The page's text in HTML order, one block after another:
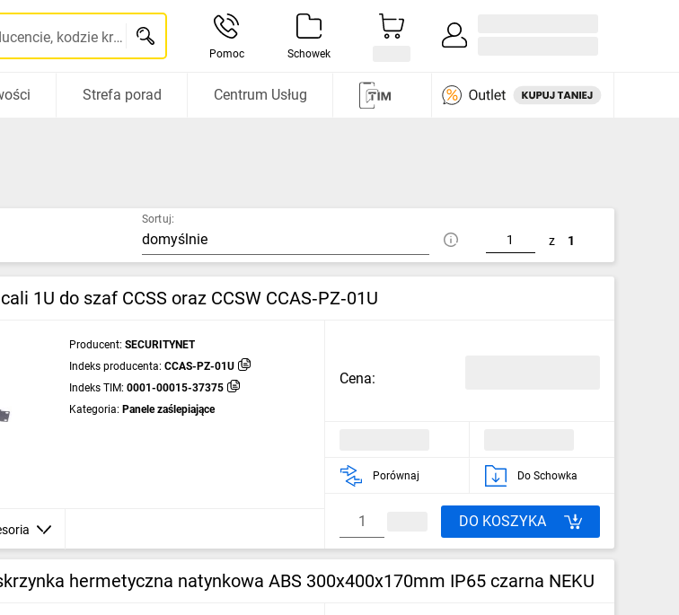
Szukaj po nazwie, indeksie, producencie, kodzie kreskowym...
Pomoc Schowek
Strefa porad Centrum Usług
Sortuj:
z 1
1U do szaf CCSS oraz CCSW CCAS‑PZ‑01U
Producent: SECURITYNET
Indeks producenta: CCAS-PZ-01U
Indeks TIM: 0001-00015-37375
Kategoria: Panele zaślepiające
Cena:
Porównaj Do Schowka
DO KOSZYKA
hermetyczna natynkowa ABS 300x400x170mm IP65 czarna NEKU